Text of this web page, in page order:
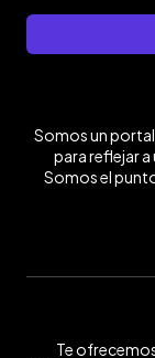
Somos un
para reflejar a
Somos el
Te